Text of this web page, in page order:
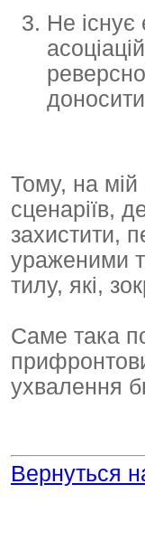
Не існує
Тому, на
сценаріїв,
захистити,
ураженими
тилу, які,
Саме така
ухвалення
Вернуться